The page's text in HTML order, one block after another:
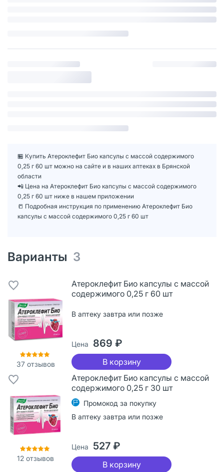
🏪 Купить Атероклефит Био капсулы с массой содержимого
0,25 г 60 шт можно на сайте и в наших аптеках в Брянской
области
📲 Цена на Атероклефит Био капсулы с массой содержимого
0,25 г 60 шт ниже в нашем приложении
📒 Подробная инструкция по применению Атероклефит Био
капсулы с массой содержимого 0,25 г 60 шт
Варианты 3
37отзывов
Атероклефит Био капсулы с массой
содержимого 0,25 г 60 шт
В аптеку завтра или позже
Цена 869 ₽
В корзину
12 отзывов
Атероклефит Био капсулы с массой
содержимого 0,25 г 30 шт
Промокод за покупку
В аптеку завтра или позже
Цена 527 ₽
В корзину